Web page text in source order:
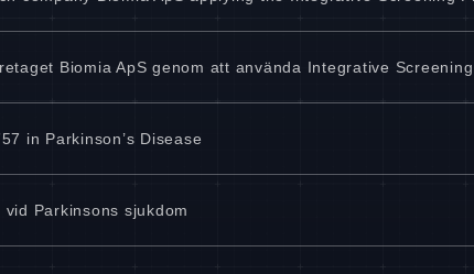
Biomia ApS genom att använda Integrative
in Parkinson’s Disease
Parkinsons sjukdom